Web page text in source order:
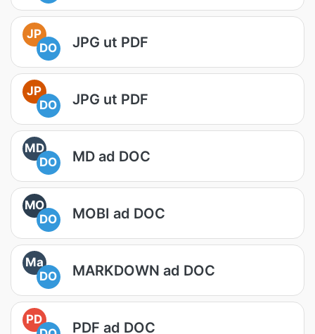
JP
DO
JPG ut PDF
JP
DO
JPG ut PDF
MD
DO
MD ad DOC
MO
DO
MOBI ad DOC
Ma
DO
MARKDOWN ad DOC
PD
PDF ad DOC